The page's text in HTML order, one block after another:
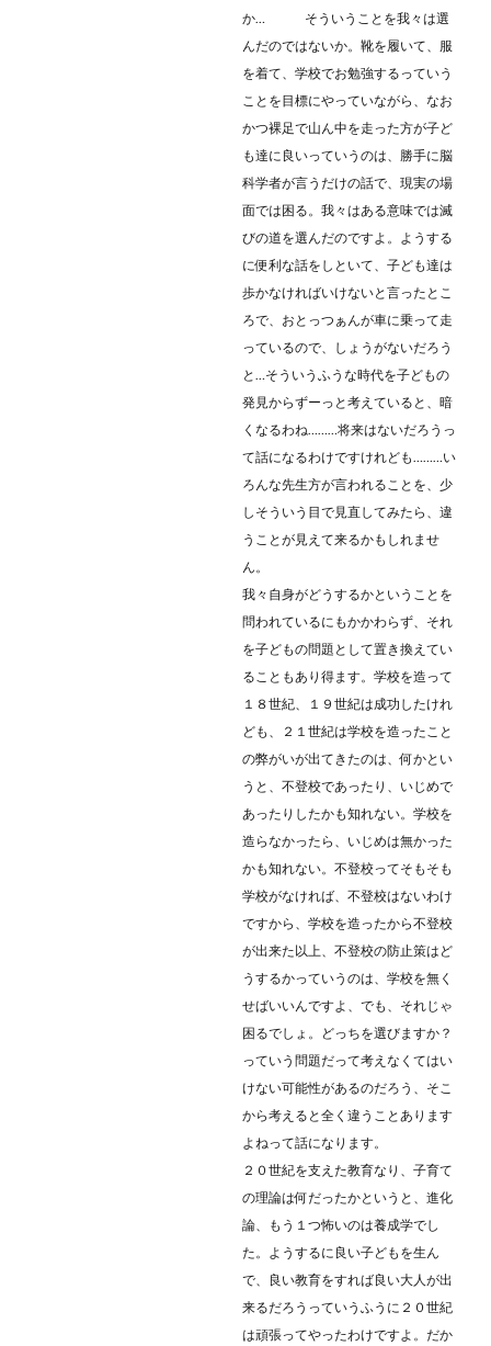
か… そういうことを我々は選
んだのではないか。靴を履いて、服
を着て、学校でお勉強するっていう
ことを目標にやっていながら、なお
かつ裸足で山ん中を走った方が子ど
も達に良いっていうのは、勝手に脳
科学者が言うだけの話で、現実の場
面では困る。我々はある意味では滅
びの道を選んだのですよ。ようする
に便利な話をしといて、子ども達は
歩かなければいけないと言ったとこ
ろで、おとっつぁんが車に乗って走
っているので、しょうがないだろう
と…そういうふうな時代を子どもの
発見からずーっと考えていると、暗
くなるわね………将来はないだろうっ
て話になるわけですけれども………い
ろんな先生方が言われることを、少
しそういう目で見直してみたら、違
うことが見えて来るかもしれませ
ん。
我々自身がどうするかということを
問われているにもかかわらず、それ
を子どもの問題として置き換えてい
ることもあり得ます。学校を造って
１８世紀、１９世紀は成功したけれ
ども、２１世紀は学校を造ったこと
の弊がいが出てきたのは、何かとい
うと、不登校であったり、いじめで
あったりしたかも知れない。学校を
造らなかったら、いじめは無かった
かも知れない。不登校ってそもそも
学校がなければ、不登校はないわけ
ですから、学校を造ったから不登校
が出来た以上、不登校の防止策はど
うするかっていうのは、学校を無く
せばいいんですよ、でも、それじゃ
困るでしょ。どっちを選びますか？
っていう問題だって考えなくてはい
けない可能性があるのだろう、そこ
から考えると全く違うことあります
よねって話になります。
２０世紀を支えた教育なり、子育て
の理論は何だったかというと、進化
論、もう１つ怖いのは養成学でし
た。ようするに良い子どもを生ん
で、良い教育をすれば良い大人が出
来るだろうっていうふうに２０世紀
は頑張ってやったわけですよ。だか